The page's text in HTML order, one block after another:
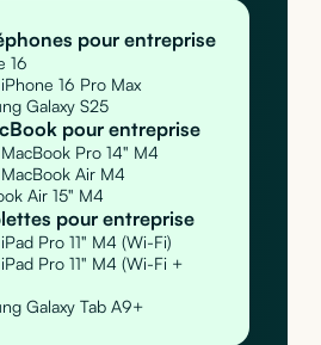
pour entreprise
16
16 Pro Max
Galaxy S25
pour entreprise
Pro 14" M4
Air M4
Air 15" M4
pour entreprise
Pro 11" M4 (Wi-Fi)
Pro 11" M4 (Wi-Fi +
Galaxy Tab A9+